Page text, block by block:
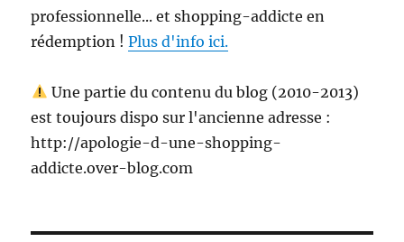
professionnelle... et shopping-addicte en
rédemption !Plus d'info ici.
Une partie du contenu du blog (2010-2013)
est toujours dispo sur l'ancienne adresse :
http://apologie-d-une-shopping-
addicte.over-blog.com